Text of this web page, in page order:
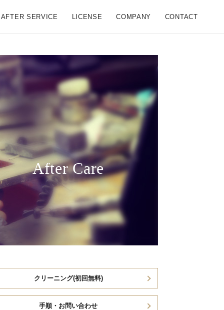
AFTER SERVICE LICENSE COMPANY CONTACT
After Care
クリーニング(初回無料)
手順・お問い合わせ